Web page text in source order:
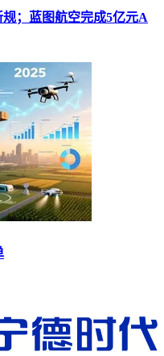
；蓝图航空完成5亿元A